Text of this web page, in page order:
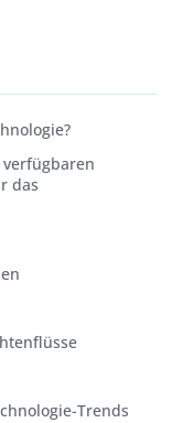
das
Trends